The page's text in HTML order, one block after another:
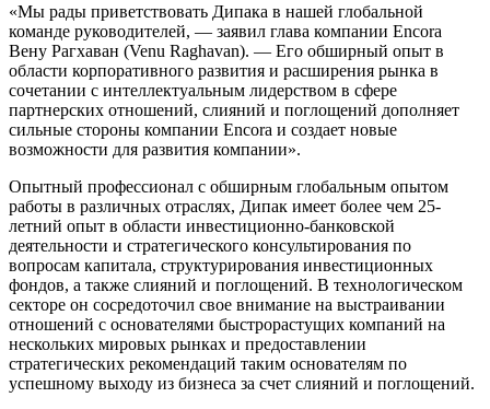
«Мы рады приветствовать Дипака в нашей глобальной
команде руководителей, — заявил глава компании Encora
Вену Рагхаван (Venu Raghavan). — Его обширный опыт в
области корпоративного развития и расширения рынка в
сочетании с интеллектуальным лидерством в сфере
партнерских отношений, слияний и поглощений дополняет
сильные стороны компании Encora и создает новые
возможности для развития компании».
Опытный профессионал с обширным глобальным опытом
работы в различных отраслях, Дипак имеет более чем 25-
летний опыт в области инвестиционно-банковской
деятельности и стратегического консультирования по
вопросам капитала, структурирования инвестиционных
фондов, а также слияний и поглощений. В технологическом
секторе он сосредоточил свое внимание на выстраивании
отношений с основателями быстрорастущих компаний на
нескольких мировых рынках и предоставлении
стратегических рекомендаций таким основателям по
успешному выходу из бизнеса за счет слияний и поглощений.